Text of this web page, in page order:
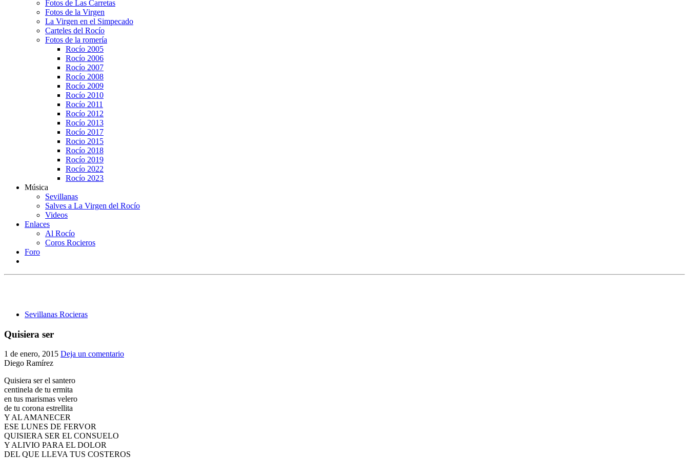
Fotos de Las Carretas
Fotos de la Virgen
La Virgen en el Simpecado
Carteles del Rocío
Fotos de la romería
Rocío 2005
Rocío 2006
Rocío 2007
Rocío 2008
Rocío 2009
Rocío 2010
Rocío 2011
Rocío 2012
Rocío 2013
Rocío 2017
Rocio 2015
Rocío 2018
Rocío 2019
Rocío 2022
Rocío 2023
Música
Sevillanas
Salves a La Virgen del Rocío
Videos
Enlaces
Al Rocío
Coros Rocieros
Foro
Sevillanas Rocieras
Quisiera ser
1 de enero, 2015 Deja un comentario
Diego Ramírez
Quisiera ser el santero
centinela de tu ermita
en tus marismas velero
de tu corona estrellita
Y AL AMANECER
ESE LUNES DE FERVOR
QUISIERA SER EL CONSUELO
Y ALIVIO PARA EL DOLOR
DEL QUE LLEVA TUS COSTEROS